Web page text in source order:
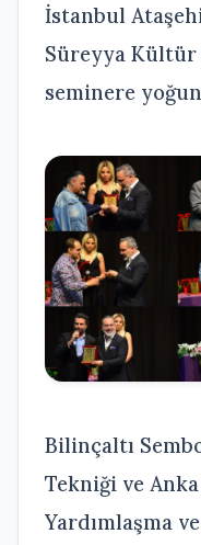
İstanbul
Süreyya Kültür
seminere
Bilinçaltı
Tekniği ve
Yardımlaşma